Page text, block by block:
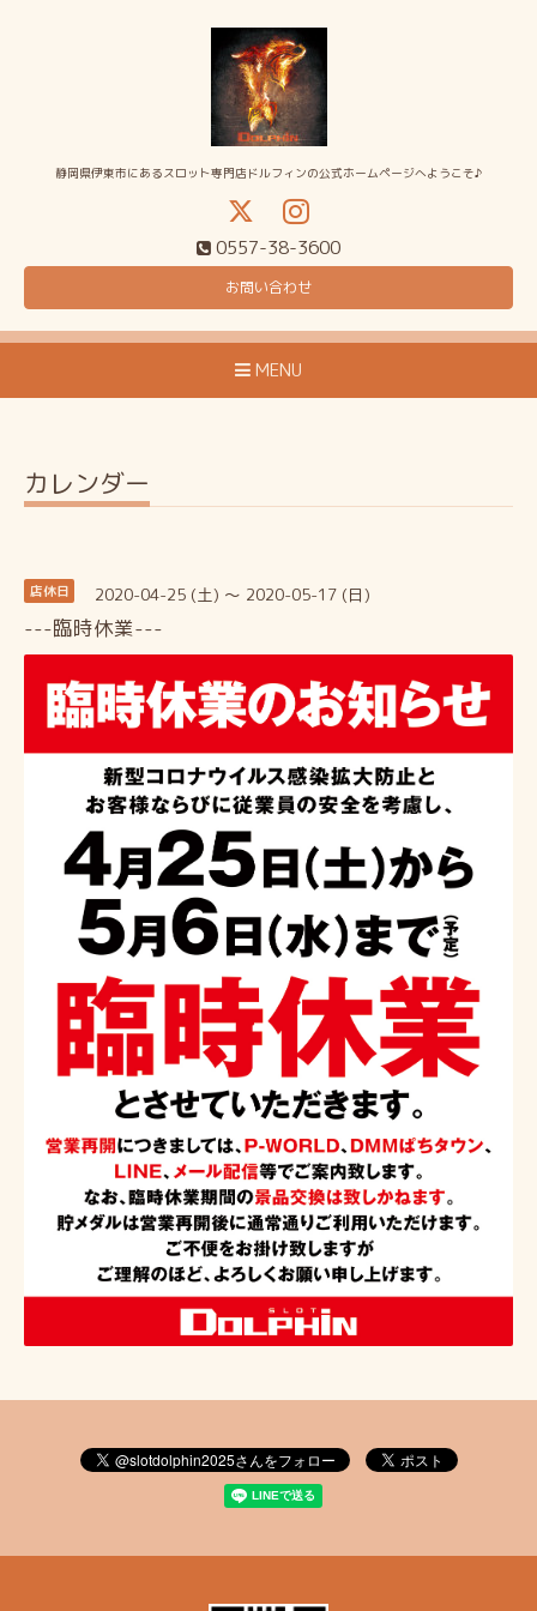
静岡県伊東市にあるスロット専門店ドルフィンの公式ホームページへようこそ♪
0557-38-3600
お問い合わせ
MENU
カレンダー
店休日 2020-04-25 (土) ～ 2020-05-17 (日)
---臨時休業---